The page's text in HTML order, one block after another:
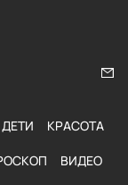
ДЕТИ КРАСОТА
ВИДЕО